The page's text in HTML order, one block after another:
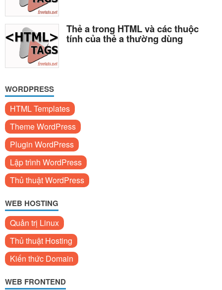
Thẻ a trong HTML và các thuộc
tính của thẻ a thường dùng
WORDPRESS
HTML Templates
Theme WordPress
Plugin WordPress
Lập trình WordPress
Thủ thuật WordPress
WEB HOSTING
Quản trị Linux
Thủ thuật Hosting
Kiến thức Domain
WEB FRONTEND